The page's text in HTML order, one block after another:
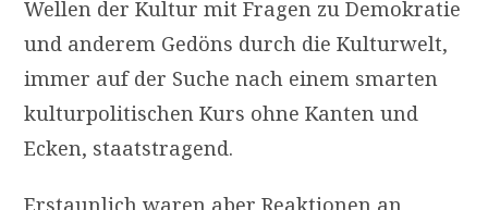
Wellen der Kultur mit Fragen zu Demokratie
und anderem Gedöns durch die Kulturwelt,
immer auf der Suche nach einem smarten
kulturpolitischen Kurs ohne Kanten und
Ecken, staatstragend.